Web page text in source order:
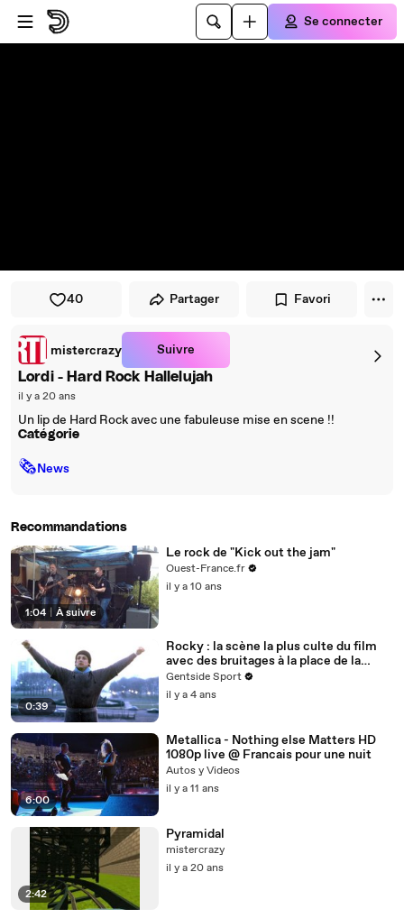
Passer au player
Passer au contenu principal
Se connecter
40 Partager Favori
mistercrazy Suivre
Lordi - Hard Rock Hallelujah
il y a 20 ans
Un lip de Hard Rock avec une fabuleuse mise en scene !!
Catégorie
🗞News
Recommandations
1:04 À suivre
Le rock de "Kick out the jam"
Ouest-France.fr
il y a 10 ans
0:39
Rocky : la scène la plus culte du film
avec des bruitages à la place de la
musique
Gentside Sport
il y a 4 ans
6:00
Metallica - Nothing else Matters HD
1080p live @ Francais pour une nuit
Autos y Videos
il y a 11 ans
2:42
Pyramidal
mistercrazy
il y a 20 ans